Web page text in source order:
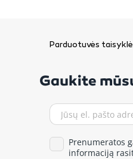
Parduotuvės
Gaukite
Prenumeratos
informaciją